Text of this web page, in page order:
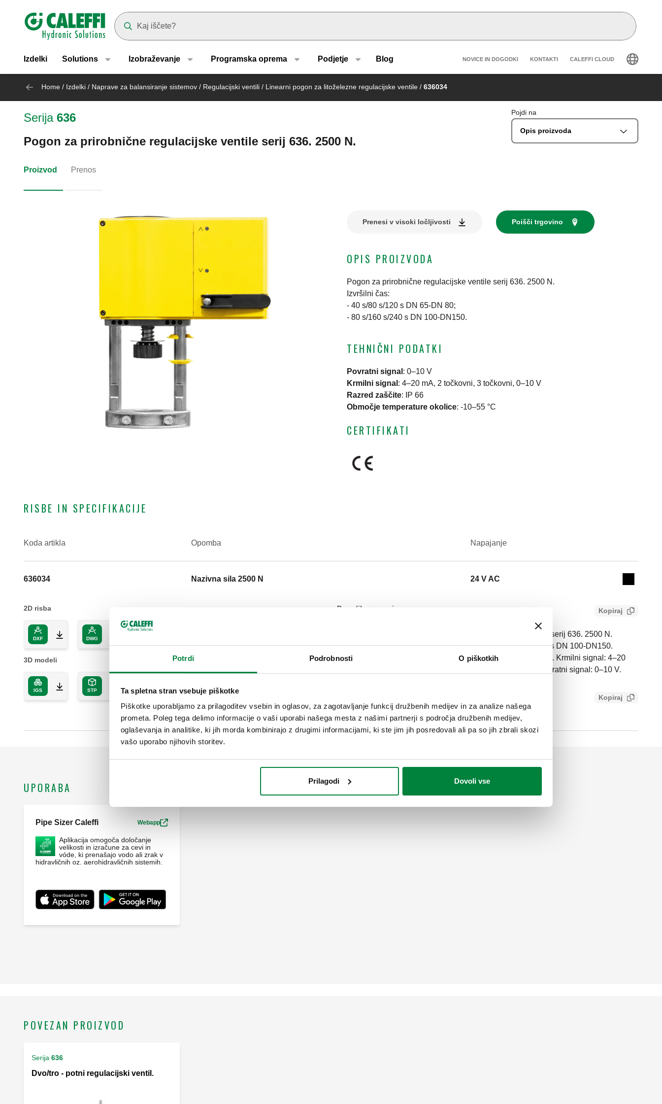
Potrdi Podrobnosti O piškotkih
Ta spletna stran vsebuje piškotke
Piškotke uporabljamo za prilagoditev vsebin in oglasov, za zagotavljanje funkcij družbenih medijev in za analize našega
prometa. Poleg tega delimo informacije o vaši uporabi našega mesta z našimi partnerji s področja družbenih medijev,
oglaševanja in analitike, ki jih morda kombinirajo z drugimi informacijami, ki ste jim jih posredovali ali pa so jih zbrali skozi
vašo uporabo njihovih storitev.
Prilagodi Dovoli vse
Header main navigation
Izdelki Solutions Izobraževanje Programska oprema Podjetje Blog Header secondary navigation
NOVICE IN DOGODKI KONTAKTI CALEFFI CLOUD
Home / Izdelki / Naprave za balansiranje sistemov / Regulacijski ventili / Linearni pogon za litoželezne regulacijske ventile / 636034
Serija 636
Pogon za prirobnične regulacijske ventile serij 636. 2500 N.
Pojdi na
Opis proizvoda
Proizvod Prenos
Prenesi v visoki ločljivosti Poišči trgovino
OPIS PROIZVODA
Pogon za prirobnične regulacijske ventile serij 636. 2500 N.
Izvršilni čas:
- 40 s/80 s/120 s DN 65-DN 80;
- 80 s/160 s/240 s DN 100-DN150.
TEHNIČNI PODATKI
Povratni signal : 0–10 V
Krmilni signal : 4–20 mA, 2 točkovni, 3 točkovni, 0–10 V
Razred zaščite:
IP 66
Območje temperature okolice: -10–55 °C
CERTIFIKATI
RISBE IN SPECIFIKACIJE
Koda artikla Opomba
Napajanje
636034 Nazivna sila 2500 N 24 V AC
Collapse
2D risba
DXF DWG
3D modeli
IGS STP
Besedilo za razpis Kopiraj
CALEFFI, 636034. Pogon za prirobnične regulacijske ventile serij 636. 2500 N.
Izvršilni čas: - 40 s/80 s/120 s DN 65-DN 80; - 80 s/160 s/240 s DN 100-DN150.
Območje temperature okolice: -10–55 °C. Napajanje: 24 V AC. Krmilni signal: 4–20
mA, 2 točkovni, 3 točkovni, 0–10 V. Razred zaščite: IP 66. Povratni signal: 0–10 V.
KODA V FAZI ANALIZE
Kopiraj
UPORABA
Pipe Sizer Caleffi Webapp
Aplikacija omogoča določanje
velikosti in izračune za cevi in
vóde, ki prenašajo vodo ali zrak v
hidravličnih oz. aerohidravličnih sistemih.
POVEZAN PROIZVOD
Serija 636
Dvo/tro - potni regulacijski ventil.